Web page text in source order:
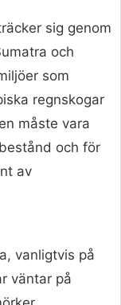
sig genom
och
som
regnskogar
måste vara
och för
av
vanligtvis på
väntar på